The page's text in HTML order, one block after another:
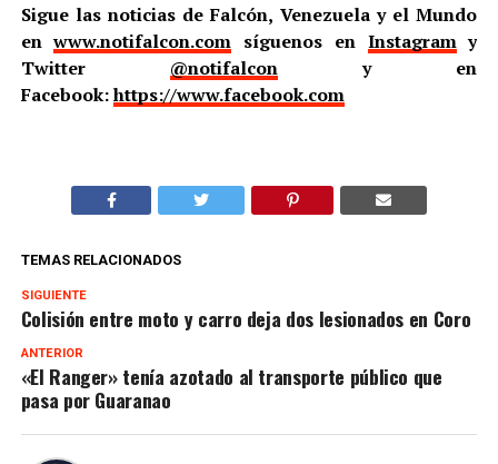
Sigue las noticias de Falcón, Venezuela y el Mundo
enwww.notifalcon.com síguenos en Instagramy
Twitter @notifalcony en
Facebook:https://www.facebook.com
TEMAS RELACIONADOS
SIGUIENTE
Colisión entre moto y carro deja dos lesionados en Coro
ANTERIOR
«El Ranger» tenía azotado al transporte público que
pasa por Guaranao